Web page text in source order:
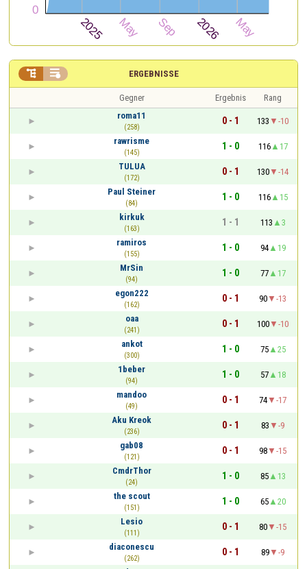
ERGEBNISSE
 
Gegner Ergebnis
Rang
roma11
(258)
0 - 1 133
-10
rawrisme
(145)
1 - 0 116
17
TULUA
(172)
0 - 1 130
-14
Paul Steiner
(84)
1 - 0 116
15
kirkuk
(163)
1 - 1 113
3
ramiros
(155)
1 - 0 94
19
MrSin
(94)
1 - 0 77
17
egon222
(162)
0 - 1 90
-13
oaa
(241)
0 - 1 100
-10
ankot
(300)
1 - 0 75
25
1beber
(94)
1 - 0 57
18
mandoo
(49)
0 - 1 74
-17
Aku Kreok
(236)
0 - 1 83
-9
gab08
(121)
0 - 1 98
-15
CmdrThor
(24)
1 - 0 85
13
the scout
(151)
1 - 0 65
20
Lesio
(111)
0 - 1 80
-15
diaconescu
(262)
0 - 1 89
-9